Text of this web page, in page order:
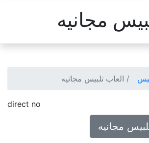
مجانيه
العاب تلبيس مجانيه
direct no
مجانيه